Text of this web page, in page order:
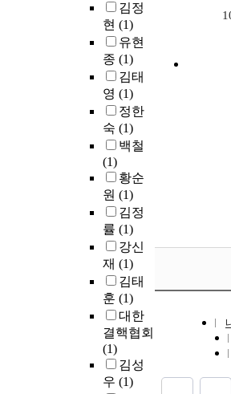
김정
현 (1)
유현
종 (1)
김태
영 (1)
정한
숙 (1)
백철
(1)
황순
원 (1)
김정
률 (1)
강신
재 (1)
김태
훈 (1)
대한
결핵협회
(1)
김성
우 (1)